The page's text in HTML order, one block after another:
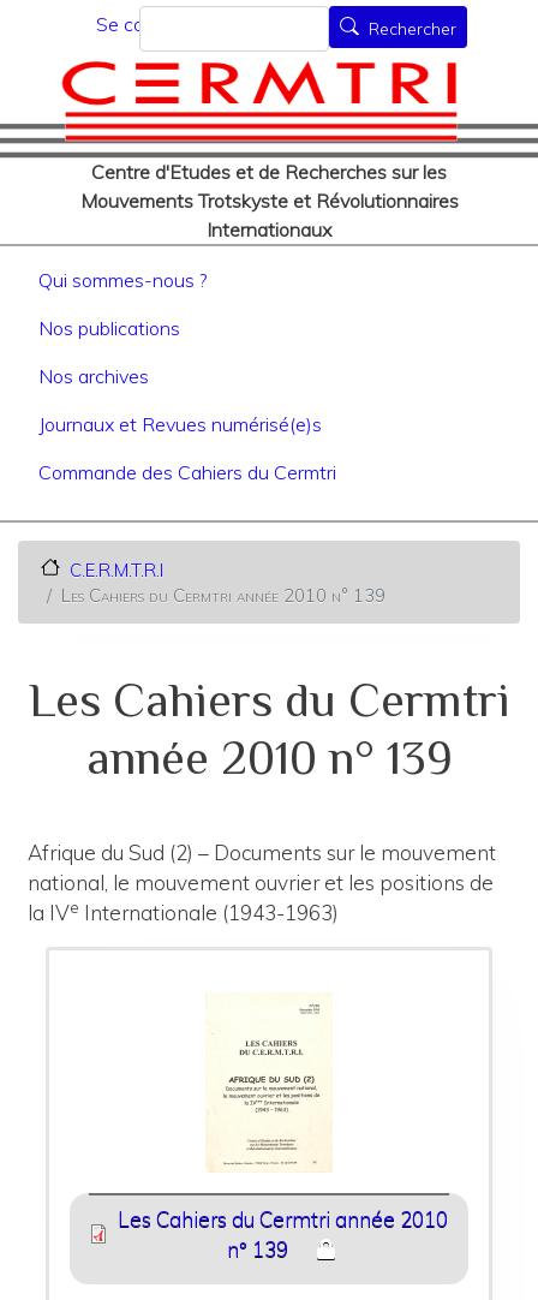
au
contenu
principal
Menu du compte de
Se connecter
Centre d'Etudes et de Recherches sur les
Mouvements Trotskyste et Révolutionnaires
Internationaux
Rechercher Rechercher
Navigation principale
Qui sommes-nous ?
Nos publications
Nos archives
Journaux et Revues numérisé(e)s
Commande des Cahiers du Cermtri
C.E.R.M.T.R.I
Les Cahiers du Cermtri année 2010 n° 139
Les Cahiers du Cermtri
année 2010 n° 139
Afrique du Sud (2) – Documents sur le mouvement
national, le mouvement ouvrier et les positions de
la IVe Internationale (1943-1963)
Les Cahiers du Cermtri année 2010
n° 139